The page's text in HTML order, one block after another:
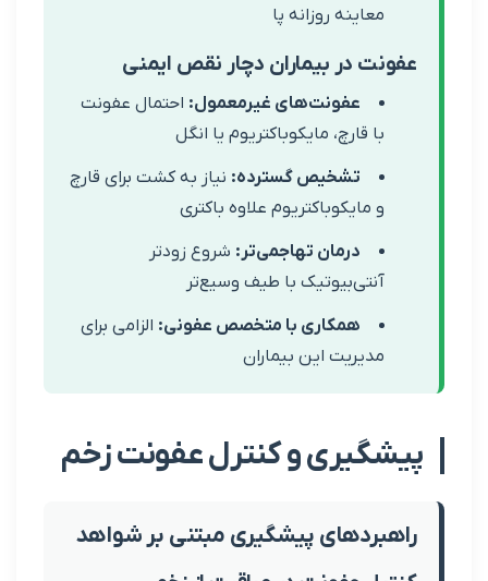
روزانه پا
در بیماران دچار نقص ایمنی
عفونت‌های غیرمعمول:احتمال عفونت
قارچ، مایکوباکتریوم یا انگل
تشخیص گسترده:نیاز به کشت برای قارچ
مایکوباکتریوم علاوه باکتری
درمان تهاجمی‌تر:شروع زودتر
با طیف وسیع‌تر
همکاری با متخصص عفونی:الزامی برای
این بیماران
و کنترل عفونت زخم
پیشگیری مبتنی بر شواهد